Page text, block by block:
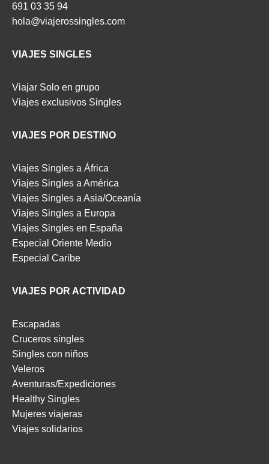
691 03 35 94
hola@viajerossingles.com
VIAJES SINGLES
Viajar Solo en grupo
Viajes exclusivos Singles
VIAJES POR DESTINO
Viajes Singles a África
Viajes Singles a América
Viajes Singles a Asia/Oceanía
Viajes Singles a Europa
Viajes Singles en España
Especial Oriente Medio
Especial Caribe
VIAJES POR ACTIVIDAD
Escapadas
Cruceros singles
Singles con niños
Veleros
Aventuras/Expediciones
Healthy Singles
Mujeres viajeras
Viajes solidarios